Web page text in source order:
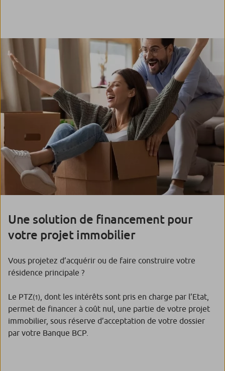
Une solution de financement pour
votre projet immobilier
Vous projetez d’acquérir ou de faire construire votre
résidence principale ?
Le PTZ(1) , dont les intérêts sont pris en charge par l’Etat,
permet de financer à coût nul, une partie de votre projet
immobilier, sous réserve d’acceptation de votre dossier
par votre Banque BCP.